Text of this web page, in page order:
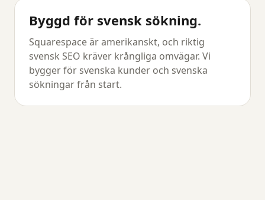
Byggd för svensk sökning.
Squarespace är amerikanskt, och riktig
svensk SEO kräver krångliga omvägar. Vi
bygger för svenska kunder och svenska
sökningar från start.